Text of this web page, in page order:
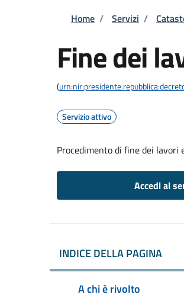
Briciole di
Home / Servizi /
Fine dei
(
Servizio attivo
Procedimento di fine dei lavori
Accedi al
INDICE DELLA PAGINA
A chi è rivolto